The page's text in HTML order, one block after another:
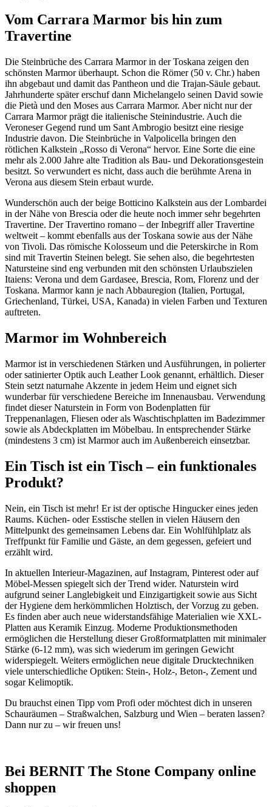
Vom Carrara Marmor bis hin zum
Travertine
Die Steinbrüche des Carrara Marmor in der Toskana zeigen den
schönsten Marmor überhaupt. Schon die Römer (50 v. Chr.) haben
ihn abgebaut und damit das Pantheon und die Trajan-Säule gebaut.
Jahrhunderte später erschuf dann Michelangelo seinen David sowie
die Pietà und den Moses aus Carrara Marmor. Aber nicht nur der
Carrara Marmor prägt die italienische Steinindustrie. Auch die
Veroneser Gegend rund um Sant Ambrogio besitzt eine riesige
Industrie davon. Die Steinbrüche in Valpolicella bringen den
rötlichen Kalkstein „Rosso di Verona“ hervor. Eine Sorte die eine
mehr als 2.000 Jahre alte Tradition als Bau- und Dekorationsgestein
besitzt. So verwundert es nicht, dass auch die berühmte Arena in
Verona aus diesem Stein erbaut wurde.
Wunderschön auch der beige Botticino Kalkstein aus der Lombardei
in der Nähe von Brescia oder die heute noch immer sehr begehrten
Travertine. Der Travertino romano – der Inbegriff aller Travertine
weltweit – kommt ebenfalls aus der Toskana sowie aus der Nähe
von Tivoli. Das römische Kolosseum und die Peterskirche in Rom
sind mit Travertin Steinen belegt. Sie sehen also, die begehrtesten
Natursteine sind eng verbunden mit den schönsten Urlaubszielen
Itaiens: Verona und dem Gardasee, Brescia, Rom, Florenz und der
Toskana. Marmor kann je nach Abbauregion (Italien, Portugal,
Griechenland, Türkei, USA, Kanada) in vielen Farben und Texturen
auftreten.
Marmor im Wohnbereich
Marmor ist in verschiedenen Stärken und Ausführungen, in polierter
oder satinierter Optik auch Leather Look genannt, erhältlich. Dieser
Stein setzt naturnahe Akzente in jedem Heim und eignet sich
wunderbar für verschiedene Bereiche im Innenausbau. Verwendung
findet dieser Naturstein in Form von Bodenplatten für
Treppenanlagen, Fliesen oder als Waschtischplatten im Badezimmer
sowie als Abdeckplatten im Möbelbau. In entsprechender Stärke
(mindestens 3 cm) ist Marmor auch im Außenbereich einsetzbar.
Ein Tisch ist ein Tisch – ein funktionales
Produkt?
Nein, ein Tisch ist mehr! Er ist der optische Hingucker eines jeden
Raums. Küchen- oder Esstische stellen in vielen Häusern den
Mittelpunkt des gemeinsamen Lebens dar. Ein Wohlfühlplatz als
Treffpunkt für Familie und Gäste, an dem gegessen, gefeiert und
erzählt wird.
In aktuellen Interieur-Magazinen, auf Instagram, Pinterest oder auf
Möbel-Messen spiegelt sich der Trend wider. Naturstein wird
aufgrund seiner Langlebigkeit und Einzigartigkeit sowie aus Sicht
der Hygiene dem herkömmlichen Holztisch, der Vorzug zu geben.
Es finden aber auch neue widerstandsfähige Materialien wie XXL-
Platten aus Keramik Einzug. Moderne Produktionsmethoden
ermöglichen die Herstellung dieser Großformatplatten mit minimaler
Stärke (6-12 mm), was sich wiederum im geringen Gewicht
widerspiegelt. Weiters ermöglichen neue digitale Drucktechniken
viele unterschiedliche Optiken: Stein-, Holz-, Beton-, Zement und
sogar Kelimoptik.
Du brauchst einen Tipp vom Profi oder möchtest dich in unseren
Schauräumen – Straßwalchen, Salzburg und Wien – beraten lassen?
Dann nur zu – wir freuen uns!
Bei BERNIT The Stone Company online
shoppen